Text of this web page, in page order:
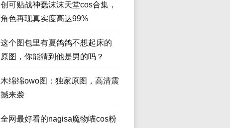
创可贴战神蠢沫沫天堂cos合集，
角色再现真实度高达99%
这个图包里有夏鸽鸽不想起床的
原图，你能猜到他是男的吗？
木绵绵owo图：独家原图，高清震
撼来袭
全网最好看的nagisa魔物喵cos粉